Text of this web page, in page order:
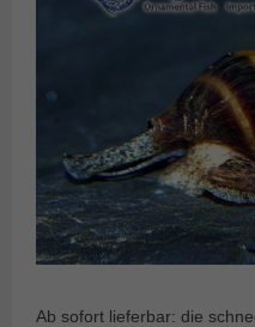
Ab sofort lieferbar: die